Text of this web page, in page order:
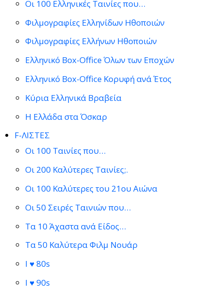
Οι 100 Ελληνικές Ταινίες που…
Φιλμογραφίες Ελληνίδων Ηθοποιών
Φιλμογραφίες Ελλήνων Ηθοποιών
Ελληνικό Box-Office Όλων των Εποχών
Ελληνικό Box-Office Κορυφή ανά Έτος
Κύρια Ελληνικά Βραβεία
Η Ελλάδα στα Όσκαρ
F-ΛΙΣΤΕΣ
Οι 100 Ταινίες που…
Οι 200 Καλύτερες Ταινίες;.
Οι 100 Καλύτερες του 21ου Αιώνα
Οι 50 Σειρές Ταινιών που…
Τα 10 Άχαστα ανά Είδος…
Τα 50 Καλύτερα Φιλμ Νουάρ
I ♥ 80s
I ♥ 90s